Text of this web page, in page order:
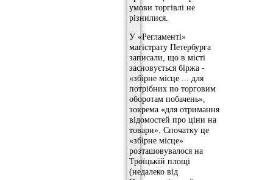
умови торгівлі не
різнилися.
У «Регламенті»
магістрату Петербурга
записали, що в місті
засновується біржа -
«збірне місце ... для
потрібних по торговим
оборотам побачень»,
зокрема «для отримання
відомостей про ціни на
товари». Спочатку це
«збірне місце»
розташовувалося на
Троїцькій площі
(недалеко від